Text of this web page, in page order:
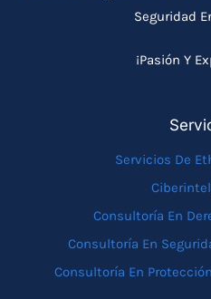
Seguridad
¡Pasión Y
Servicios De
Consultoría En
Consultoría En
Consultoría En